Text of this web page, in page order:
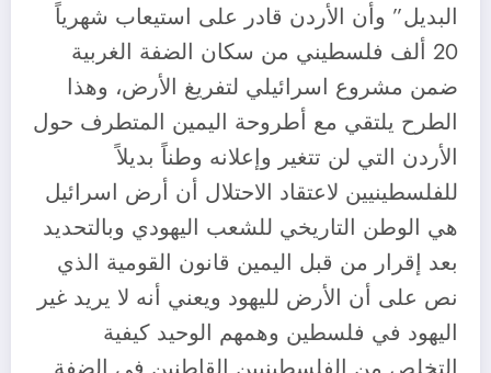
البديل” وأن الأردن قادر على استيعاب شهرياً
20 ألف فلسطيني من سكان الضفة الغربية
ضمن مشروع اسرائيلي لتفريغ الأرض، وهذا
الطرح يلتقي مع أطروحة اليمين المتطرف حول
الأردن التي لن تتغير وإعلانه وطناً بديلاً
للفلسطينيين لاعتقاد الاحتلال أن أرض اسرائيل
هي الوطن التاريخي للشعب اليهودي وبالتحديد
بعد إقرار من قبل اليمين قانون القومية الذي
نص على أن الأرض لليهود ويعني أنه لا يريد غير
اليهود في فلسطين وهمهم الوحيد كيفية